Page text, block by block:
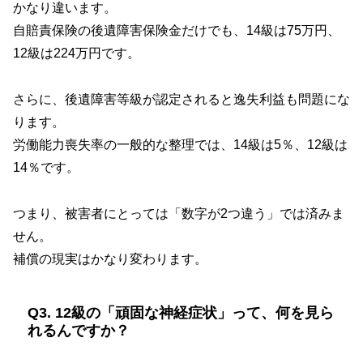
かなり違います。
自賠責保険の後遺障害保険金だけでも、14級は75万円、
12級は224万円です。
さらに、後遺障害等級が認定されると逸失利益も問題にな
ります。
労働能力喪失率の一般的な整理では、14級は5％、12級は
14％です。
つまり、被害者にとっては「数字が2つ違う」では済みま
せん。
補償の現実はかなり変わります。
Q3. 12級の「頑固な神経症状」って、何を見ら
れるんですか？